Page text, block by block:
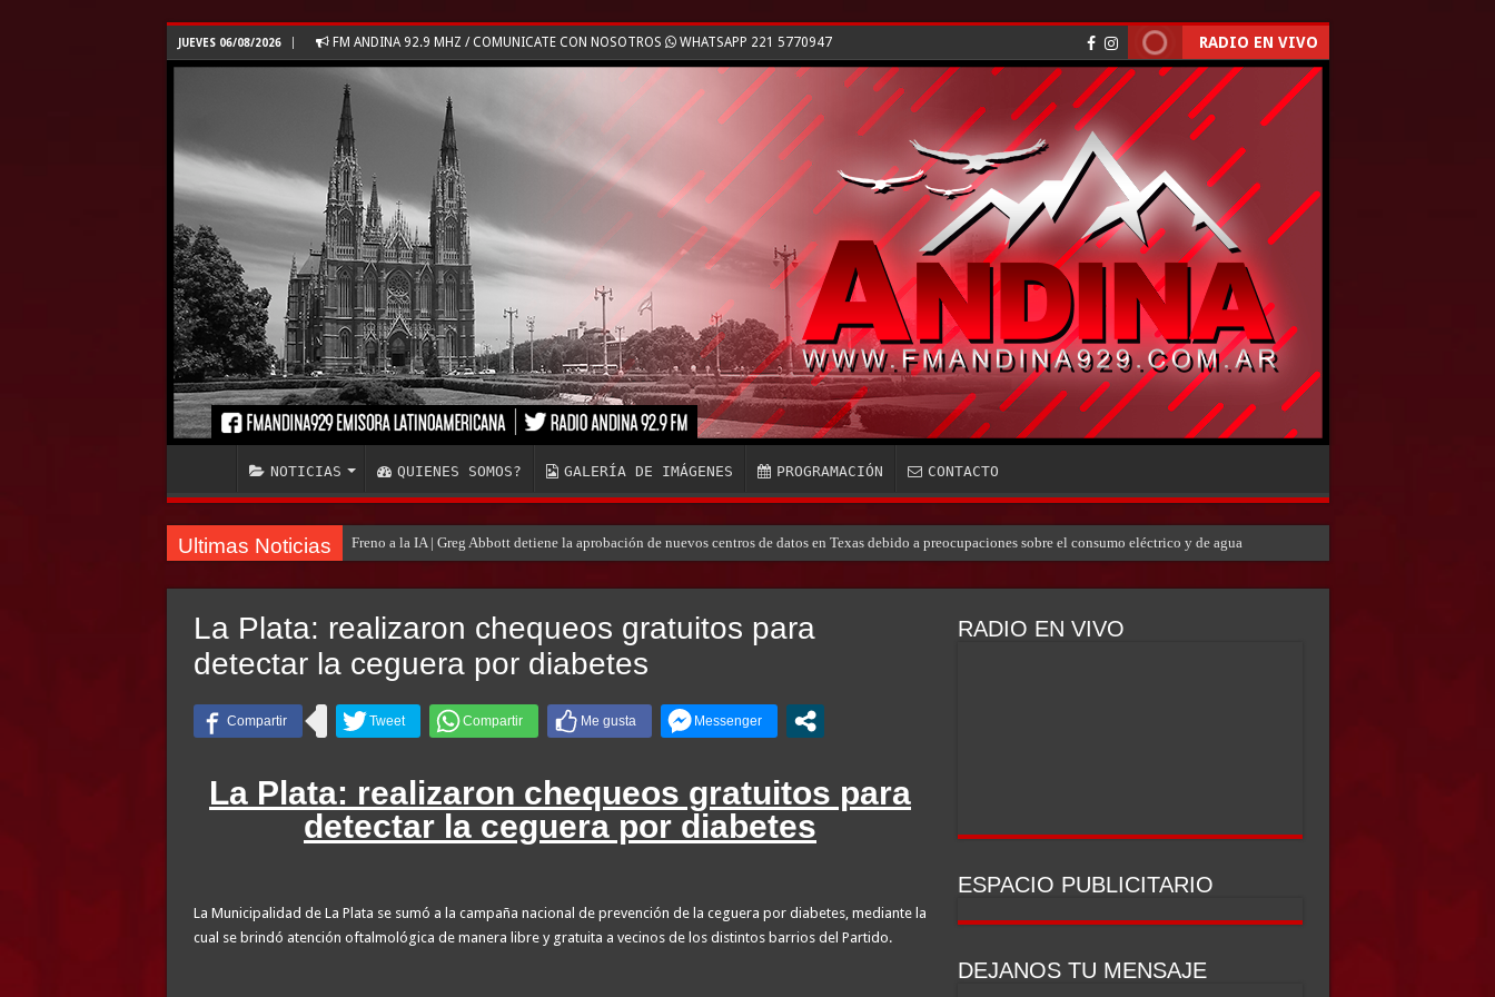
JUEVES 06/08/2026 FM ANDINA 92.9 MHZ / COMUNICATE CON NOSOTROS WHATSAPP 221 5770947 RADIO EN VIVO
NOTICIAS QUIENES SOMOS? GALERÍA DE IMÁGENES PROGRAMACIÓN CONTACTO
Ultimas Noticias Freno a la IA | Greg Abbott detiene la aprobación de nuevos centros de datos en Texas debido a preocupaciones sobre el consumo eléctrico y de agua
La Plata: realizaron chequeos gratuitos para
detectar la ceguera por diabetes
La Plata: realizaron chequeos gratuitos para
detectar la ceguera por diabetes
La Municipalidad de La Plata se sumó a la campaña nacional de prevención de la ceguera por diabetes, mediante la
cual se brindó atención oftalmológica de manera libre y gratuita a vecinos de los distintos barrios del Partido.
RADIO EN VIVO
ESPACIO PUBLICITARIO
DEJANOS TU MENSAJE